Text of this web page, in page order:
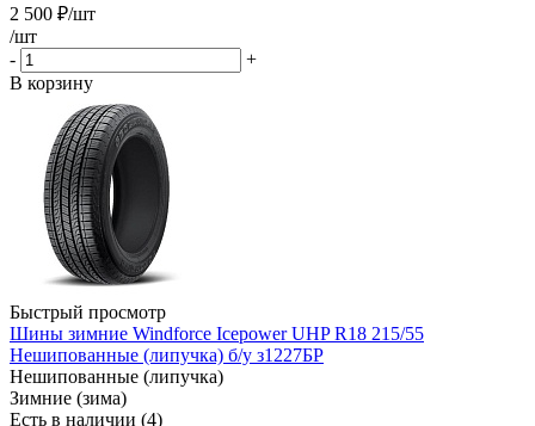
2 500 ₽/шт
/шт
-
+
В корзину
Быстрый просмотр
Шины зимние Windforce Icepower UHP R18 215/55
Нешипованные (липучка) б/у з1227БР
Нешипованные (липучка)
Зимние (зима)
Есть в наличии (4)